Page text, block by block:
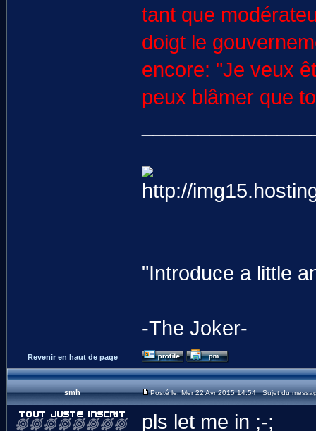
tant que
doigt le
encore: "Je veux
peux blâmer que
"Introduce a little
-The Joker-
Revenir en haut de page
smh Posté le: Mer 22 Avr 2015 14:54 Sujet du
pls let me in ;-;